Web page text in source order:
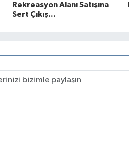
Rekreasyon Alanı Satışına
Sert Çıkış...